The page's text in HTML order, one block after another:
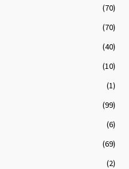
(70)
(70)
(40)
(10)
(1)
(99)
(6)
(69)
(2)